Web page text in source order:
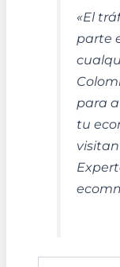
«El
parte
para
tu